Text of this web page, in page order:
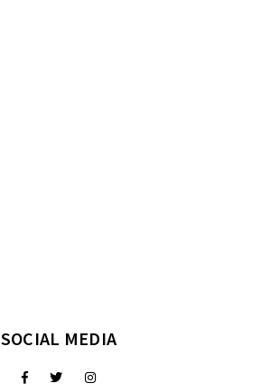
SOCIAL MEDIA